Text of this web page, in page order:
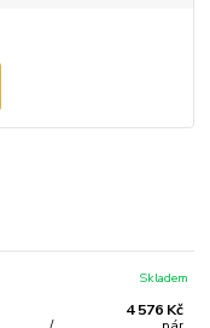
4 576 Kč
Skladem